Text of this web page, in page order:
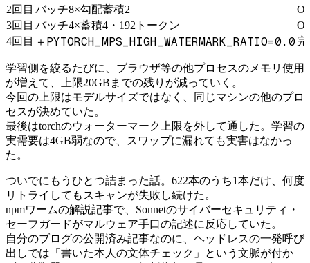
2回目 バッチ8×勾配蓄積2
3回目 バッチ4×蓄積4・192トークン
4回目 ＋ PYTORCH_MPS_HIGH_WATERMARK_RATIO=0.0
学習側を絞るたびに、ブラウザ等の他プロセスのメモリ使用
が増えて、上限20GBまでの残りが減っていく。
今回の上限はモデルサイズではなく、同じマシンの他のプロ
セスが決めていた。
最後はtorchのウォーターマーク上限を外して通した。学習の
実需要は4GB弱なので、スワップに漏れても実害はなかっ
た。
ついでにもうひとつ詰まった話。622本のうち1本だけ、何度
リトライしてもスキャンが失敗し続けた。
npmワームの解説記事で、Sonnetのサイバーセキュリティ・
セーフガードがマルウェア手口の記述に反応していた。
自分のブログの公開済み記事なのに、ヘッドレスの一発呼び
出しでは「書いた本人の文体チェック」という文脈が付か